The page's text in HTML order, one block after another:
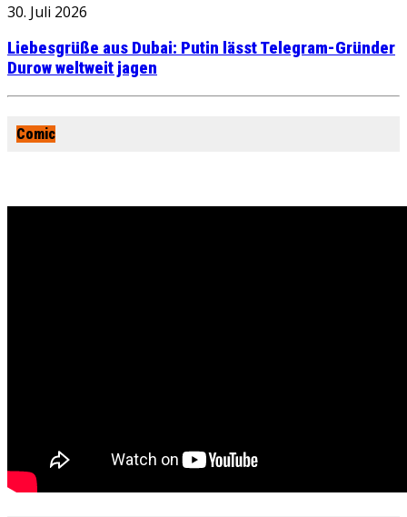
30. Juli 2026
Liebesgrüße aus Dubai: Putin lässt Telegram-Gründer
Durow weltweit jagen
Comic